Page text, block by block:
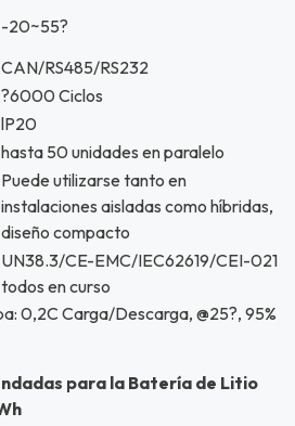
-20~55?
CAN/RS485/RS232
?6000 Ciclos
lP20
hasta 50 unidades en paralelo
Puede utilizarse tanto en
instalaciones aisladas como híbridas,
diseño compacto
UN38.3/CE-EMC/IEC62619/CEI-021
todos en curso
0,2C Carga/Descarga, @25?, 95%
para la Batería de Litio